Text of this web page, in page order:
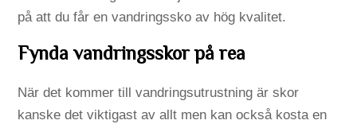
på att du får en vandringssko av hög kvalitet.
Fynda vandringsskor på rea
När det kommer till vandringsutrustning är skor
kanske det viktigast av allt men kan också kosta en